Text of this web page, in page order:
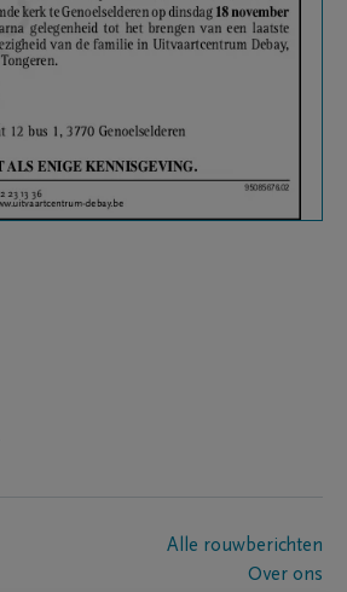
Alle rouwberichten
Over ons